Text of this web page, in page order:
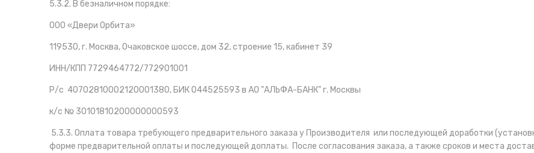
5.3.2. В безналичном порядке:
ООО «Двери Орбита»
119530, г. Москва, Очаковское шоссе, дом 32, строение 15, кабинет 39
ИНН/КПП 7729464772/772901001
Р/с 40702810002120001380, БИК 044525593 в АО "АЛЬФА-БАНК" г. Москвы
к/с № 30101810200000000593
5.3.3. Оплата товара требующего предварительного заказа у Производителя или последующей доработки
форме предварительной оплаты и последующей доплаты. После согласования заказа, а также сроков и места